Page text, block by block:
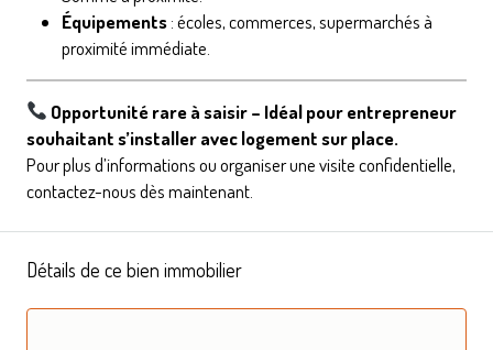
Équipements: écoles, commerces, supermarchés à
proximité immédiate.
Opportunité rare à saisir – Idéal pour entrepreneur
souhaitant s’installer avec logement sur place.
Pour plus d’informations ou organiser une visite confidentielle,
contactez-nous dès maintenant.
Détails de ce bien immobilier